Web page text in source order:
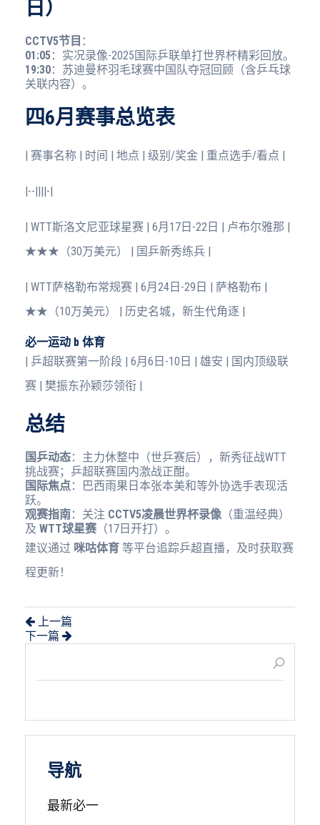
日）
CCTV5节目 ：
01:05 ：实况录像-2025国际乒联单打世界杯精彩回放。
19:30：苏迪曼杯羽毛球赛中国队夺冠回顾（含乒乓球
关联内容）。
四6月赛事总览表
| 赛事名称 | 时间 | 地点 | 级别/奖金 | 重点选手/看点 |
|--||||-|
| WTT斯洛文尼亚球星赛 | 6月17日-22日 | 卢布尔雅那 |
★★★（30万美元） | 国乒新秀练兵 |
| WTT萨格勒布常规赛 | 6月24日-29日 | 萨格勒布 |
★★（10万美元） | 历史名城，新生代角逐 |
必一运动 b 体育
| 乒超联赛第一阶段 | 6月6日-10日 | 雄安 | 国内顶级联
赛 | 樊振东孙颖莎领衔 |
总结
国乒动态：主力休整中（世乒赛后），新秀征战WTT
挑战赛；乒超联赛国内激战正酣。
国际焦点：巴西雨果日本张本美和等外协选手表现活
跃。
观赛指南：关注 CCTV5凌晨世界杯录像 （重温经典）
及 WTT球星赛 （17日开打）。
建议通过 咪咕体育 等平台追踪乒超直播，及时获取赛
程更新！
上一篇
下一篇
导航
最新必一